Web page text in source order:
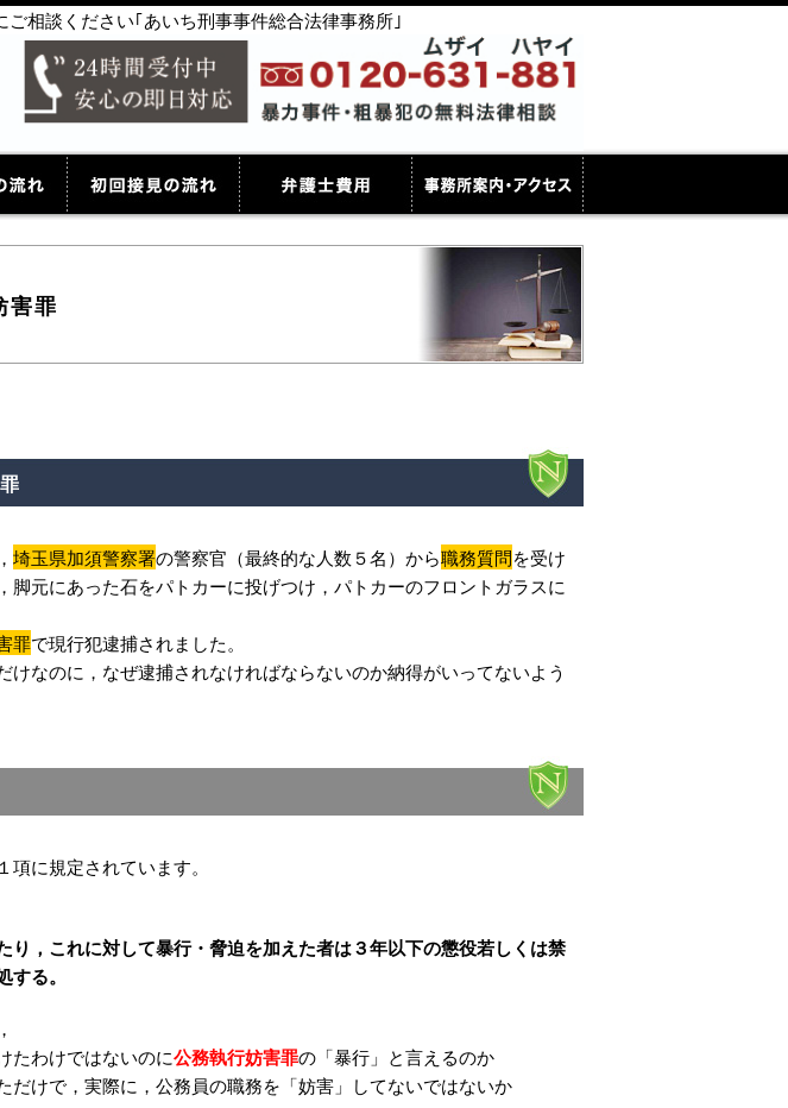
相談ください｢あいち刑事事件総合法律事務所｣
害罪
埼玉県加須警察署の警察官（最終的な人数５名）から職務質問を受け
脚元にあった石をパトカーに投げつけ，パトカーのフロントガラスに
罪で現行犯逮捕されました。
けなのに，なぜ逮捕されなければならないのか納得がいってないよう
項に規定されています。
り，これに対して暴行・脅迫を加えた者は３年以下の懲役若しくは禁
る。
たわけではないのに公務執行妨害罪の「暴行」と言えるのか
けで，実際に，公務員の職務を「妨害」してないではないか